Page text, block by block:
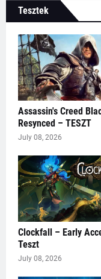
Tesztek
Assassin's Creed
Resynced – TESZT
July 08, 2026
Clockfall – Early
Teszt
July 08, 2026